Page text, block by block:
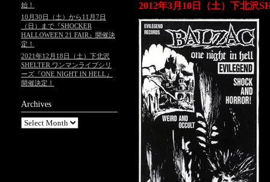
2012年3月10日（土）下北沢
始！
10月30日（土）から11月7日
（日）まで『SHOCKER
HALLOWEEN 21 FAIR』開催決
定！
2021年12月18日（土）下北沢
SHELTER ワンマンライブシリ
ーズ『ONE NIGHT IN HELL』
開催決定！
Archives